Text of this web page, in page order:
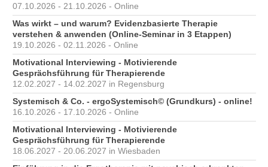
07.10.2026 - 21.10.2026 - Online
Was wirkt – und warum? Evidenzbasierte Therapie
verstehen & anwenden (Online-Seminar in 3 Etappen)
19.10.2026 - 02.11.2026 - Online
Motivational Interviewing - Motivierende
Gesprächsführung für Therapierende
12.02.2027 - 14.02.2027 in Regensburg
Systemisch & Co. - ergoSystemisch© (Grundkurs) - online!
16.10.2026 - 17.10.2026 - Online
Motivational Interviewing - Motivierende
Gesprächsführung für Therapierende
18.06.2027 - 20.06.2027 in Wiesbaden